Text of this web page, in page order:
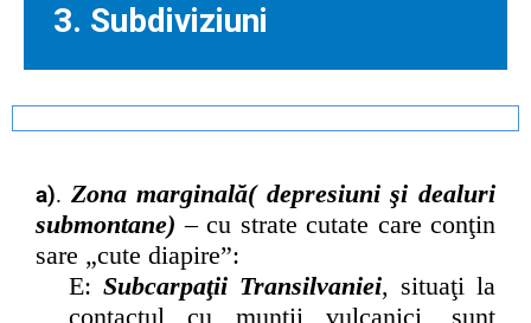
3. Subdiviziuni
a). Zona marginală( depresiuni şi dealuri
submontane)– cu strate cutate care conţin
sare „cute diapire”:
E: Subcarpaţii Transilvaniei, situaţi la
contactul cu munţii vulcanici, sunt